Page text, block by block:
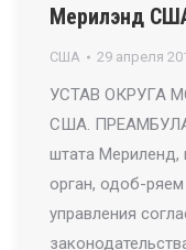
Мерилэнд
США 29 апреля
УСТАВ ОКРУГА
США. ПРЕАМБУЛА
штата Мериленд,
орган, одоб-
управления